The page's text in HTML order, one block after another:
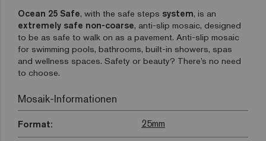
Ocean 25 Safe, with the safe steps system, is an
extremely safe non-coarse, anti-slip mosaic, designed
to be as safe to walk on as a pavement. Anti-slip mosaic
for swimming pools, bathrooms, built-in showers, spas
and wellness spaces. Safety or beauty? There’s no need
to choose.
Mosaik-Informationen
Format: 25mm